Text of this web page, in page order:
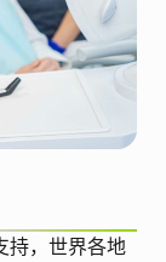
持，世界各地